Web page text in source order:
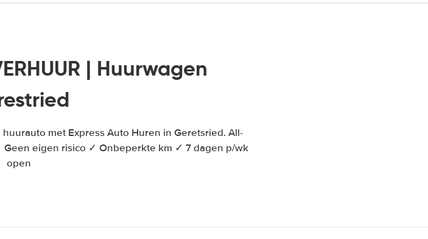
| Huurwagen
met Express Auto Huren in Geretsried. All-
eigen risico ✓ Onbeperkte km ✓ 7 dagen p/wk
open